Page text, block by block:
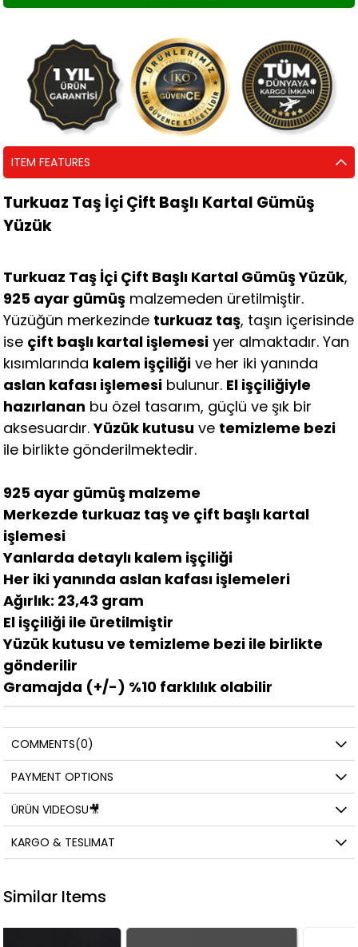
ITEM FEATURES
Turkuaz Taş İçi Çift Başlı Kartal Gümüş
Yüzük
Turkuaz Taş İçi Çift Başlı Kartal Gümüş Yüzük,
925 ayar gümüş malzemeden üretilmiştir.
Yüzüğün merkezinde turkuaz taş, taşın içerisinde
ise çift başlı kartal işlemesi yer almaktadır. Yan
kısımlarında kalem işçiliği ve her iki yanında
aslan kafası işlemesi bulunur. El işçiliğiyle
hazırlanan bu özel tasarım, güçlü ve şık bir
aksesuardır.Yüzük kutusu ve temizleme bezi
ile birlikte gönderilmektedir.
925 ayar gümüş malzeme
Merkezde turkuaz taş ve çift başlı kartal
işlemesi
Yanlarda detaylı kalem işçiliği
Her iki yanında aslan kafası işlemeleri
Ağırlık: 23,43 gram
El işçiliği ile üretilmiştir
Yüzük kutusu ve temizleme bezi ile birlikte
gönderilir
Gramajda (+/-) %10 farklılık olabilir
COMMENTS(0)
PAYMENT OPTIONS
ÜRÜN VIDEOSU🎥
KARGO & TESLIMAT
Similar Items